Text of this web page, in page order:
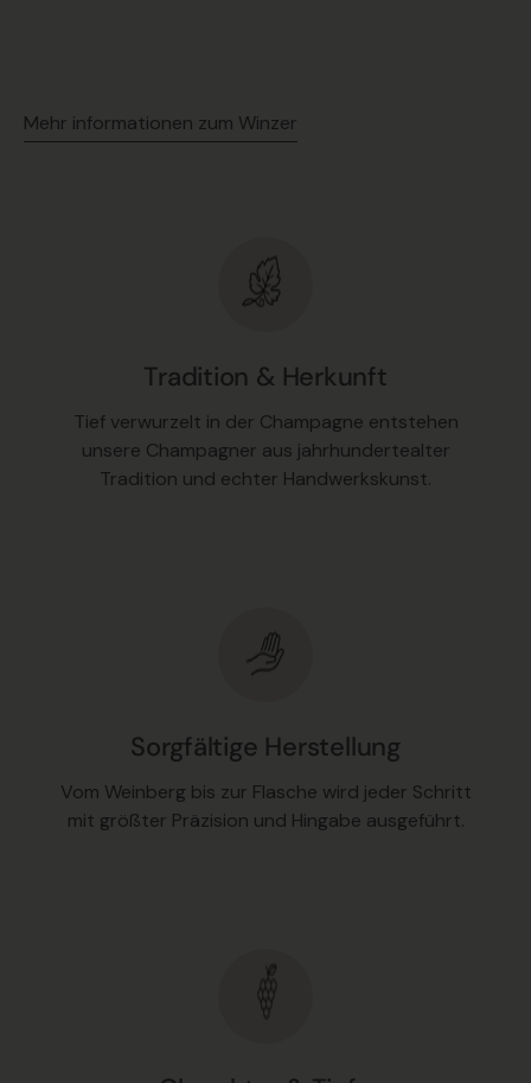
Mehr informationen zum Winzer
Tradition & Herkunft
Tief verwurzelt in der Champagne entstehen
unsere Champagner aus jahrhundertealter
Tradition und echter Handwerkskunst.
Sorgfältige Herstellung
Vom Weinberg bis zur Flasche wird jeder Schritt
mit größter Präzision und Hingabe ausgeführt.